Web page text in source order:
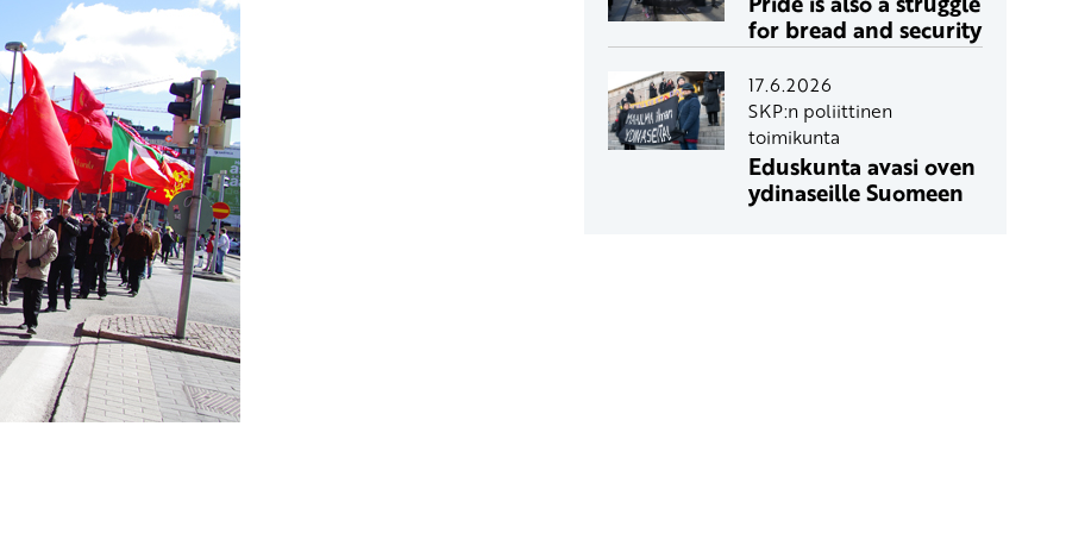
for bread and security
17.6.2026
SKP:n poliittinen
toimikunta
Eduskunta avasi oven
ydinaseille Suomeen